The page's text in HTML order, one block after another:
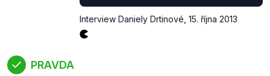
Interview Daniely Drtinové 15. října 2013
PRAVDA